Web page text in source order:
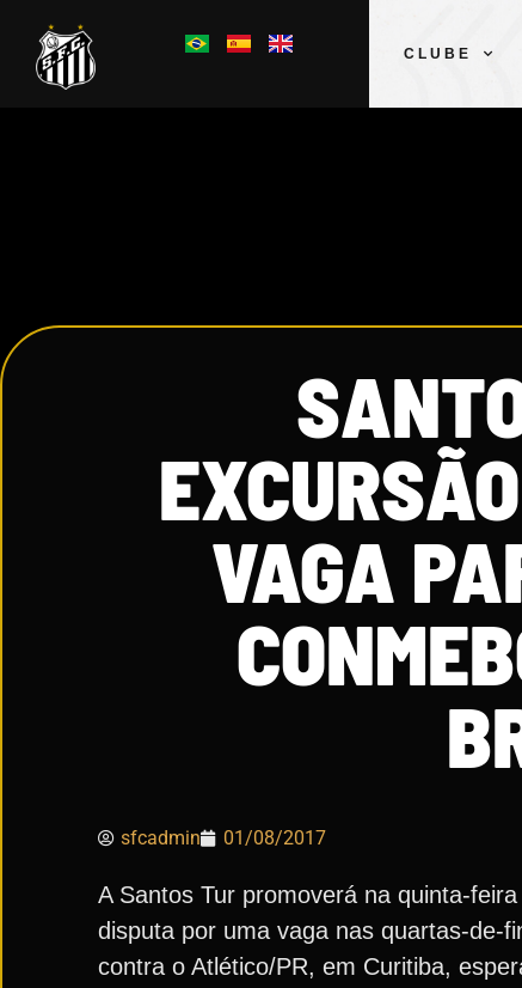
CLUBE
VAGA
sfcadmin 01/08/2017
A Santos Tur promoverá na quinta-
disputa por uma vaga nas quartas-de-
contra o Atlético/PR, em Curitiba,